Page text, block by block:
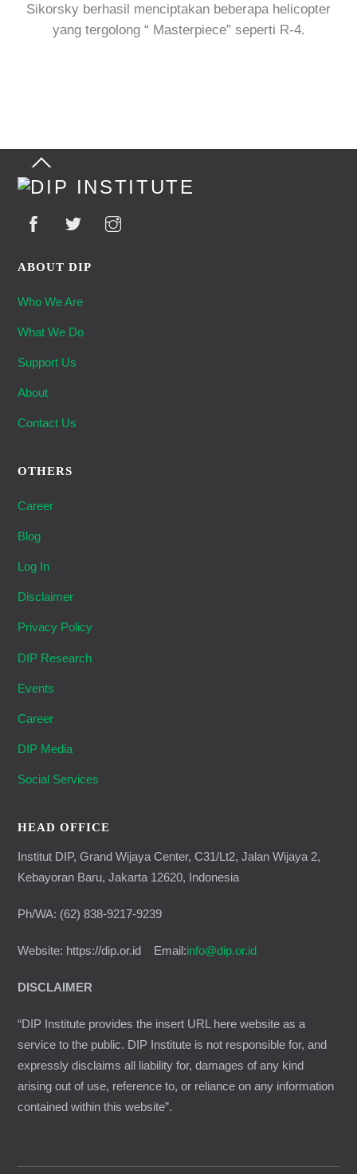
Sikorsky berhasil menciptakan beberapa helicopter
yang tergolong “ Masterpiece” seperti R-4.
Back
Top
ABOUT DIP
Who We Are
What We Do
Support Us
About
Contact Us
OTHERS
Career
Blog
Log In
Disclaimer
Privacy Policy
DIP Research
Events
Career
DIP Media
Social Services
HEAD OFFICE
Institut DIP, Grand Wijaya Center, C31/Lt2, Jalan Wijaya 2,
Kebayoran Baru, Jakarta 12620, Indonesia
Ph/WA: (62) 838-9217-9239
Website: https://dip.or.id Email:info@dip.or.id
DISCLAIMER
“DIP Institute provides the insert URL here website as a
service to the public. DIP Institute is not responsible for, and
expressly disclaims all liability for, damages of any kind
arising out of use, reference to, or reliance on any information
contained within this website”.